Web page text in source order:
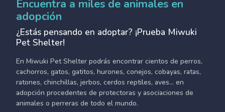
Encuentra a miles de animales en
adopción
¿Estás pensando en adoptar? ¡Prueba Miwuki
Pet Shelter!
En Miwuki Pet Shelter podrás encontrar cientos de perros,
cachorros, gatos, gatitos, hurones, conejos, cobayas, ratas,
ratones, chinchillas, jerbos, cerdos reptiles, aves... en
adopción procedentes de protectoras y asociaciones de
animales o perreras de todo el mundo.